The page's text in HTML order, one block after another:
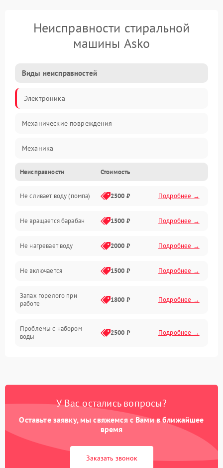
Неисправности стиральной
машины Asko
Виды неисправностей
Электроника
Механические повреждения
Механика
Электропитание
Водоснабжение
Слив
Программное обеспечение
Неисправности Стоимость
Не сливает воду (помпа) 2500 ₽ Подробнее →
Не вращается барабан 1500 ₽ Подробнее →
Не нагревает воду 2000 ₽ Подробнее →
Не включается 1500 ₽ Подробнее →
Запах горелого при
работе
1800 ₽ Подробнее →
Проблемы с набором
воды
2500 ₽ Подробнее →
Замена платы управления 2200 ₽ Подробнее →
У Вас остались вопросы?
Оставьте заявку, мы свяжемся с Вами в ближайшее
время
Заказать звонок